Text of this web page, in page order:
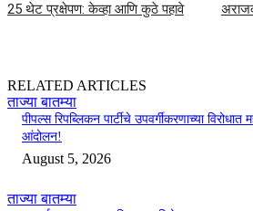
25 थेट प्रक्षेपण: केव्हा आणि कुठे पहावे
RELATED ARTICLES
ताज्या बातम्या
पीपल्स रिपब्लिकन पार्टीचे उपवर्गीकरणाच्या
आंदोलन!
August 5, 2026
ताज्या बातम्या